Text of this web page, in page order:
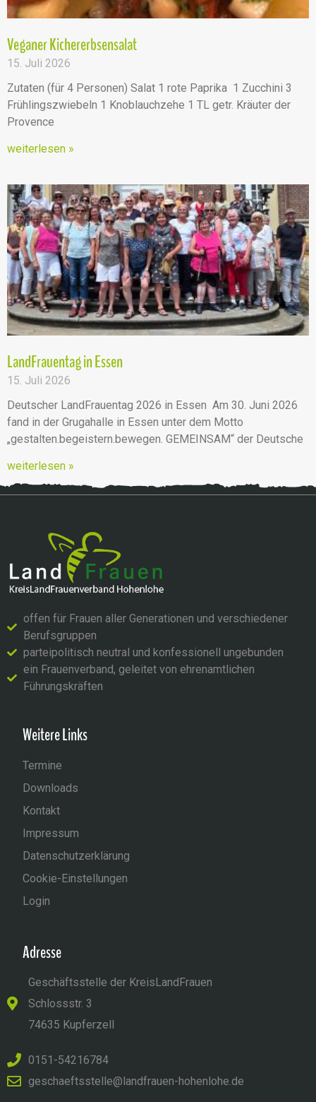
Veganer Kichererbsensalat
15. Juli 2026
Zutaten (für 4 Personen) Salat 1 rote Paprika 1 Zucchini 3
Frühlingszwiebeln 1 Knoblauchzehe 1 TL getr. Kräuter der
Provence
weiterlesen »
LandFrauentag in Essen
15. Juli 2026
Deutscher LandFrauentag 2026 in Essen Am 30. Juni 2026
fand in der Grugahalle in Essen unter dem Motto
„gestalten.begeistern.bewegen. GEMEINSAM“ der Deutsche
weiterlesen »
offen für Frauen aller Generationen und verschiedener
Berufsgruppen
parteipolitisch neutral und konfessionell ungebunden
ein Frauenverband, geleitet von ehrenamtlichen
Führungskräften
Weitere Links
Termine
Downloads
Kontakt
Impressum
Datenschutzerklärung
Cookie-Einstellungen
Login
Adresse
Geschäftsstelle der KreisLandFrauen
Schlossstr. 3
74635 Kupferzell
0151-54216784
geschaeftsstelle@landfrauen-hohenlohe.de